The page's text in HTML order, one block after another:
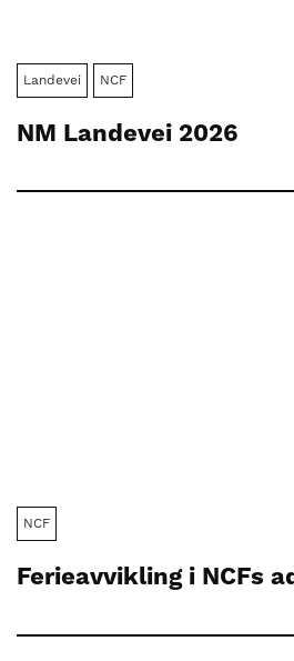
Landevei NCF
NM Landevei 2026
NCF
Ferieavvikling i NCFs